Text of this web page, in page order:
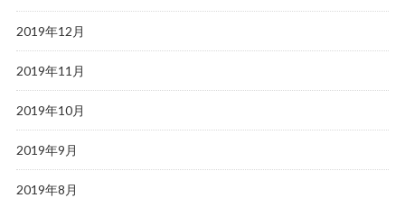
2019年12月
2019年11月
2019年10月
2019年9月
2019年8月